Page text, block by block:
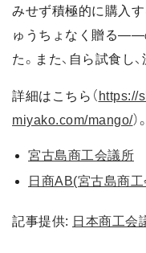
みせず積極的に購入
ゅうちょなく贈る――
た。また、自ら試食し
詳細はこちら（ https://
miyako.com/mango/）。
宮古島商工会議所
日商AB(宮古島商
記事提供: 日本商工会